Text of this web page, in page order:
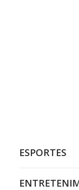
ESPORTES